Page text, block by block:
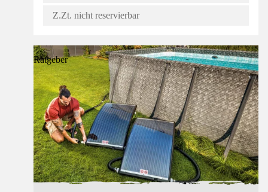
Z.Zt. nicht reservierbar
Ratgeber